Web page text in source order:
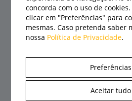
Agrival abre portas a 21
recinto renovado e
concorda com o uso de
clicar em "Preferências" para
mesmas. Caso pretenda saber
nossa Política de Privacidade.
Preferências
Aceitar tudo